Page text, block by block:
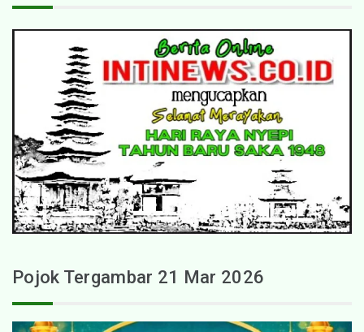
Pojok Tergambar 21 Mar 2026